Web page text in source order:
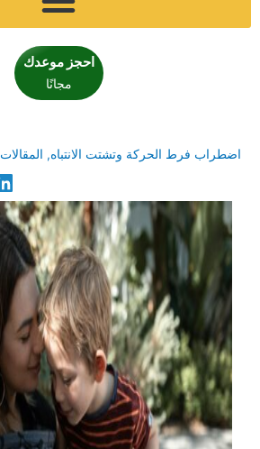
احجز موعدك
مجانًا
اضطراب فرط الحركة وتشتت الانتباه, المقالات